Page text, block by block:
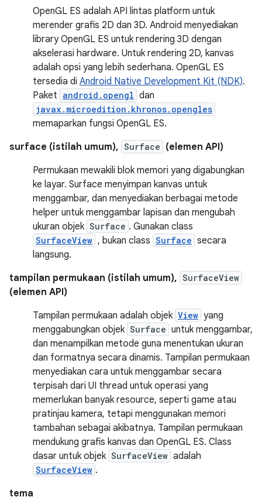
OpenGL ES adalah API lintas platform untuk
merender grafis 2D dan 3D. Android menyediakan
library OpenGL ES untuk rendering 3D dengan
akselerasi hardware. Untuk rendering 2D, kanvas
adalah opsi yang lebih sederhana. OpenGL ES
tersedia di Android Native Development Kit (NDK).
Paket android.opengl dan
javax.microedition.khronos.opengles
memaparkan fungsi OpenGL ES.
surface (istilah umum), Surface (elemen API)
Permukaan mewakili blok memori yang digabungkan
ke layar. Surface menyimpan kanvas untuk
menggambar, dan menyediakan berbagai metode
helper untuk menggambar lapisan dan mengubah
ukuran objek Surface . Gunakan class
SurfaceView , bukan class Surface secara
langsung.
tampilan permukaan (istilah umum), SurfaceView
(elemen API)
Tampilan permukaan adalah objek View yang
menggabungkan objek Surface untuk menggambar,
dan menampilkan metode guna menentukan ukuran
dan formatnya secara dinamis. Tampilan permukaan
menyediakan cara untuk menggambar secara
terpisah dari UI thread untuk operasi yang
memerlukan banyak resource, seperti game atau
pratinjau kamera, tetapi menggunakan memori
tambahan sebagai akibatnya. Tampilan permukaan
mendukung grafis kanvas dan OpenGL ES. Class
dasar untuk objek SurfaceView adalah
SurfaceView .
tema